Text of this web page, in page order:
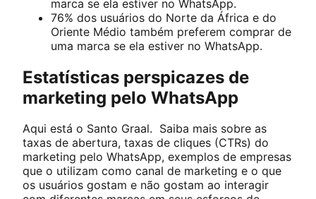
marca se ela estiver no WhatsApp.
76% dos usuários do Norte da África e do
Oriente Médio também preferem comprar de
uma marca se ela estiver no WhatsApp.
Estatísticas perspicazes de
marketing pelo WhatsApp
Aqui está o Santo Graal. Saiba mais sobre as
taxas de abertura, taxas de cliques (CTRs) do
marketing pelo WhatsApp, exemplos de empresas
que o utilizam como canal de marketing e o que
os usuários gostam e não gostam ao interagir